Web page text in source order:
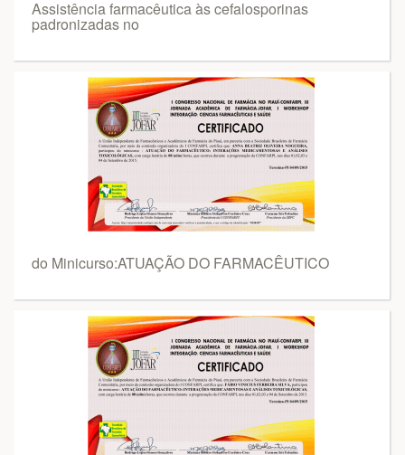
Assistência farmacêutica às cefalosporinas
padronizadas no
do Minicurso:ATUAÇÃO DO FARMACÊUTICO